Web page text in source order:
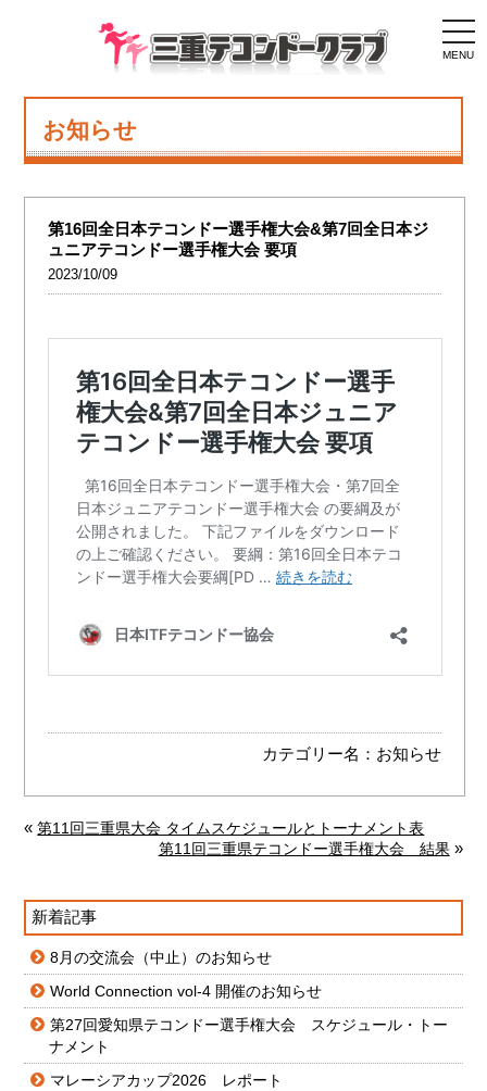
MENU
お知らせ
第16回全日本テコンドー選手権大会&第7回全日本ジ
ュニアテコンドー選手権大会 要項
2023/10/09
カテゴリー名： お知らせ
«第11回三重県大会 タイムスケジュールとトーナメント表
第11回三重県テコンドー選手権大会 結果»
新着記事
8月の交流会（中止）のお知らせ
World Connection vol-4 開催のお知らせ
第27回愛知県テコンドー選手権大会 スケジュール・トー
ナメント
マレーシアカップ2026 レポート